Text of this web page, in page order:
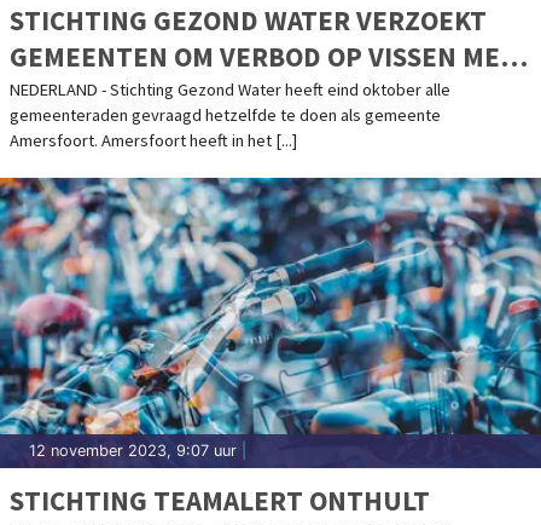
STICHTING GEZOND WATER VERZOEKT
GEMEENTEN OM VERBOD OP VISSEN MET
LOOD
NEDERLAND - Stichting Gezond Water heeft eind oktober alle
gemeenteraden gevraagd hetzelfde te doen als gemeente
Amersfoort. Amersfoort heeft in het [...]
12 november 2023, 9:07 uur
STICHTING TEAMALERT ONTHULT